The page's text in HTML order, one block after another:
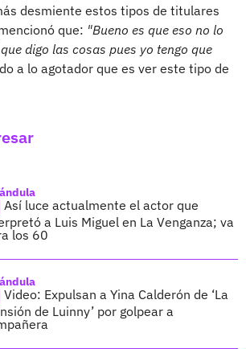
desmiente estos tipos de titulares
que: "Bueno es que eso no lo
digo las cosas pues yo tengo que
a lo agotador que es ver este tipo de
Así luce actualmente el actor que
a Luis Miguel en La Venganza; va
los 60
Video: Expulsan a Yina Calderón de ‘La
de Luinny’ por golpear a